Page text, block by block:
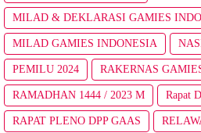
MILAD & DEKLARASI GAMIES
MILAD GAMIES INDONESIA
PEMILU 2024 RAKERNAS
RAMADHAN 1444 / 2023 M Rapat
RAPAT PLENO DPP GAAS